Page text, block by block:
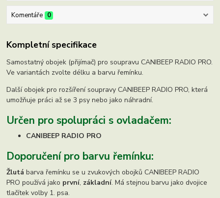
Komentáře 0
Kompletní specifikace
Samostatný obojek (přijímač) pro soupravu CANIBEEP RADIO PRO.
Ve variantách zvolte délku a barvu řemínku.
Další obojek pro rozšíření soupravy CANIBEEP RADIO PRO, která
umožňuje práci až se 3 psy nebo jako náhradní.
Určen pro spolupráci s ovladačem:
CANIBEEP RADIO PRO
Doporučení pro barvu řemínku:
Žlutá barva řemínku se u zvukových obojků CANIBEEP RADIO
PRO používá jako první, základní. Má stejnou barvu jako dvojice
tlačítek volby 1. psa.